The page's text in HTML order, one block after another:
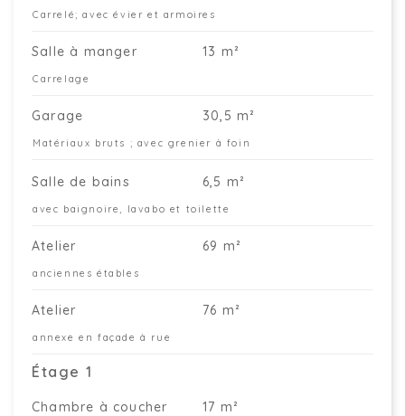
Carrelé; avec évier et armoires
Salle à manger 13 m²
Carrelage
Garage 30,5 m²
Matériaux bruts ; avec grenier à foin
Salle de bains 6,5 m²
avec baignoire, lavabo et toilette
Atelier 69 m²
anciennes étables
Atelier 76 m²
annexe en façade à rue
Étage 1
Chambre à coucher 17 m²